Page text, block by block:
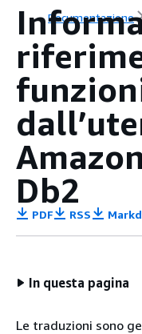
Documentazione
Db2
PDF RSS
In questa pagina
Le traduzioni sono